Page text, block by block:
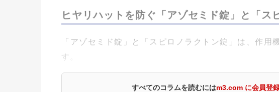
ヒヤリハットを防ぐ「アゾセミド錠」と「ス
「アゾセミド錠」と「スピロノラクトン錠」は、作用
す。
すべてのコラムを読むにはm3.com に会員登録